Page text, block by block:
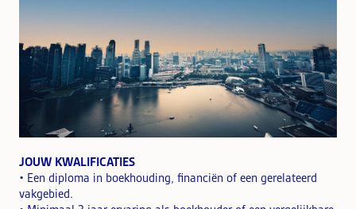
JOUW KWALIFICATIES
• Een diploma in boekhouding, financiën of een gerelateerd
vakgebied.